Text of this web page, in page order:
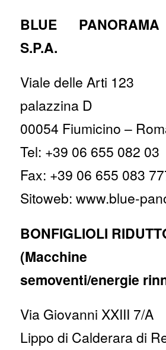
BLUE
S.P.A.
Viale delle Arti 123
palazzina D
00054 Fiumicino –
Tel: +39 06 655 082 03
Fax: +39 06 655 083
Sitoweb: www.blue-
BONFIGLIOLI
(Macchine
semoventi/energie
Via Giovanni XXIII 7/A
Lippo di Calderara di